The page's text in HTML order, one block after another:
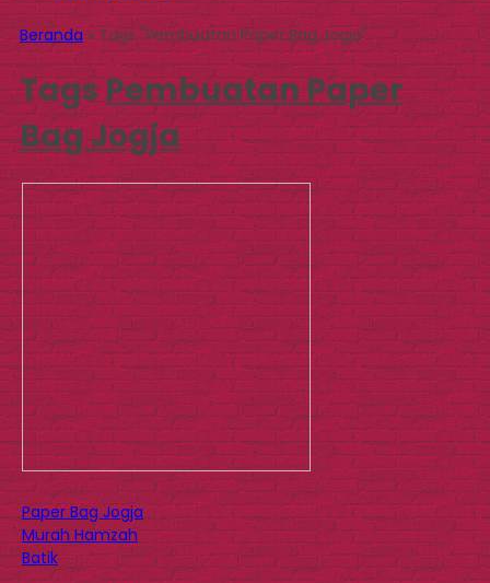
Beranda»Tags "Pembuatan Paper Bag Jogja"
TagsPembuatan Paper
Bag Jogja
Paper Bag Jogja
Murah Hamzah
Batik